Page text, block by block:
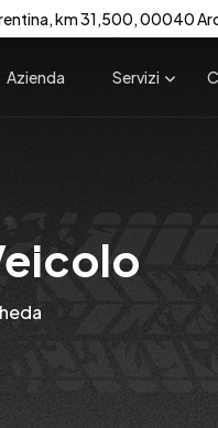
km 31,500, 00040
Azienda Servizi